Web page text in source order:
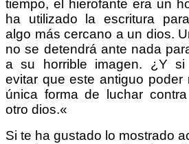
tiempo, el hierofante era un
ha utilizado la escritura
algo más cercano a un dios.
no se detendrá ante nada
a su horrible imagen. ¿Y si
evitar que este antiguo poder
única forma de luchar
otro dios.«
Si te ha gustado lo mostrado